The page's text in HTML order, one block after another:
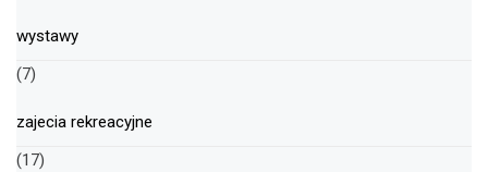
wystawy
(7)
zajecia rekreacyjne
(17)